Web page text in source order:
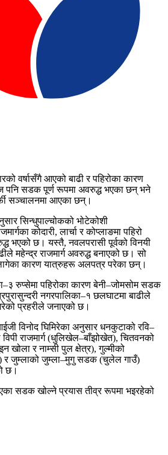
वर्षासँगै आएको बाढी र पहिरोका कारण
पनि सडक पूर्ण रूपमा अवरुद्ध भएका छन् भने
सञ्चालनमा आएका छन्।
सिन्धुपाल्चोकको भोटेकोशी
कोदारी, लार्चा र कोप्लाङमा पहिरो
भएको छ। यस्तै, नवलपरासी पूर्वको विनयी
महेन्द्र राजमार्ग अवरुद्ध बनाएको छ। सो
लागेका कारण यात्रुहरू अलपत्र परेका छन्।
रुप्सेमा पहिरोका कारण बेनी–जोमसोम सडक
नगरपालिका–१ छलघाटमा बाढीले
प्रहरीले जनाएको छ।
विनोद घिमिरेका अनुसार धनकुटाको रवि–
राजमार्ग (धुलिखेल–बाँझोखेत), चितवनको
खोला र नाम्सी पुल क्षेत्र), गुल्मीको
र जुम्लाको जुम्ला–मुगु सडक (चुलेल गाउँ)
छ।
सडक खोल्ने प्रयास तीव्र रूपमा भइरहेको